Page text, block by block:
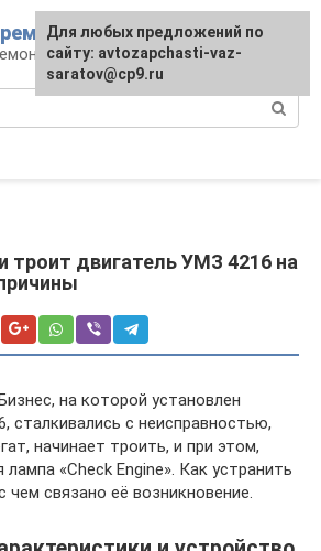
машины
троит двигатель УМЗ 4216 на
на которой установлен
сталкивались с неисправностью,
начинает троить, и при этом,
лампа «Check Engine». Как устранить
чем связано её возникновение.
Для любых предложений по
сайту: avtozapchasti-vaz-
saratov@cp9.ru